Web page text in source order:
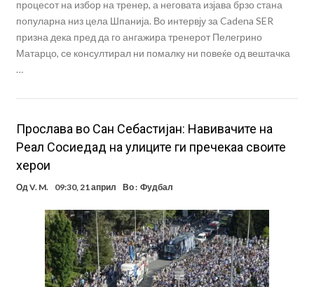
процесот на избор на тренер, а неговата изјава брзо стана
популарна низ цела Шпанија. Во интервју за Cadena SER
призна дека пред да го ангажира тренерот Пелегрино
Матарцо, се консултирал ни помалку ни повеќе од вештачка
…
Прослава во Сан Себастијан: Навивачите на
Реал Сосиедад на улиците ги пречекаа своите
херои
ОдV. M. 09:30, 21 април Во : Фудбал